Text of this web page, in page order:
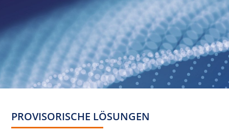
PROVISORISCHE LÖSUNGEN